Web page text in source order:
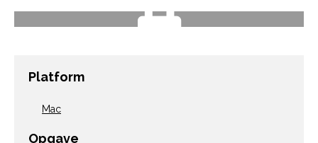
Platform
Mac
Opgave